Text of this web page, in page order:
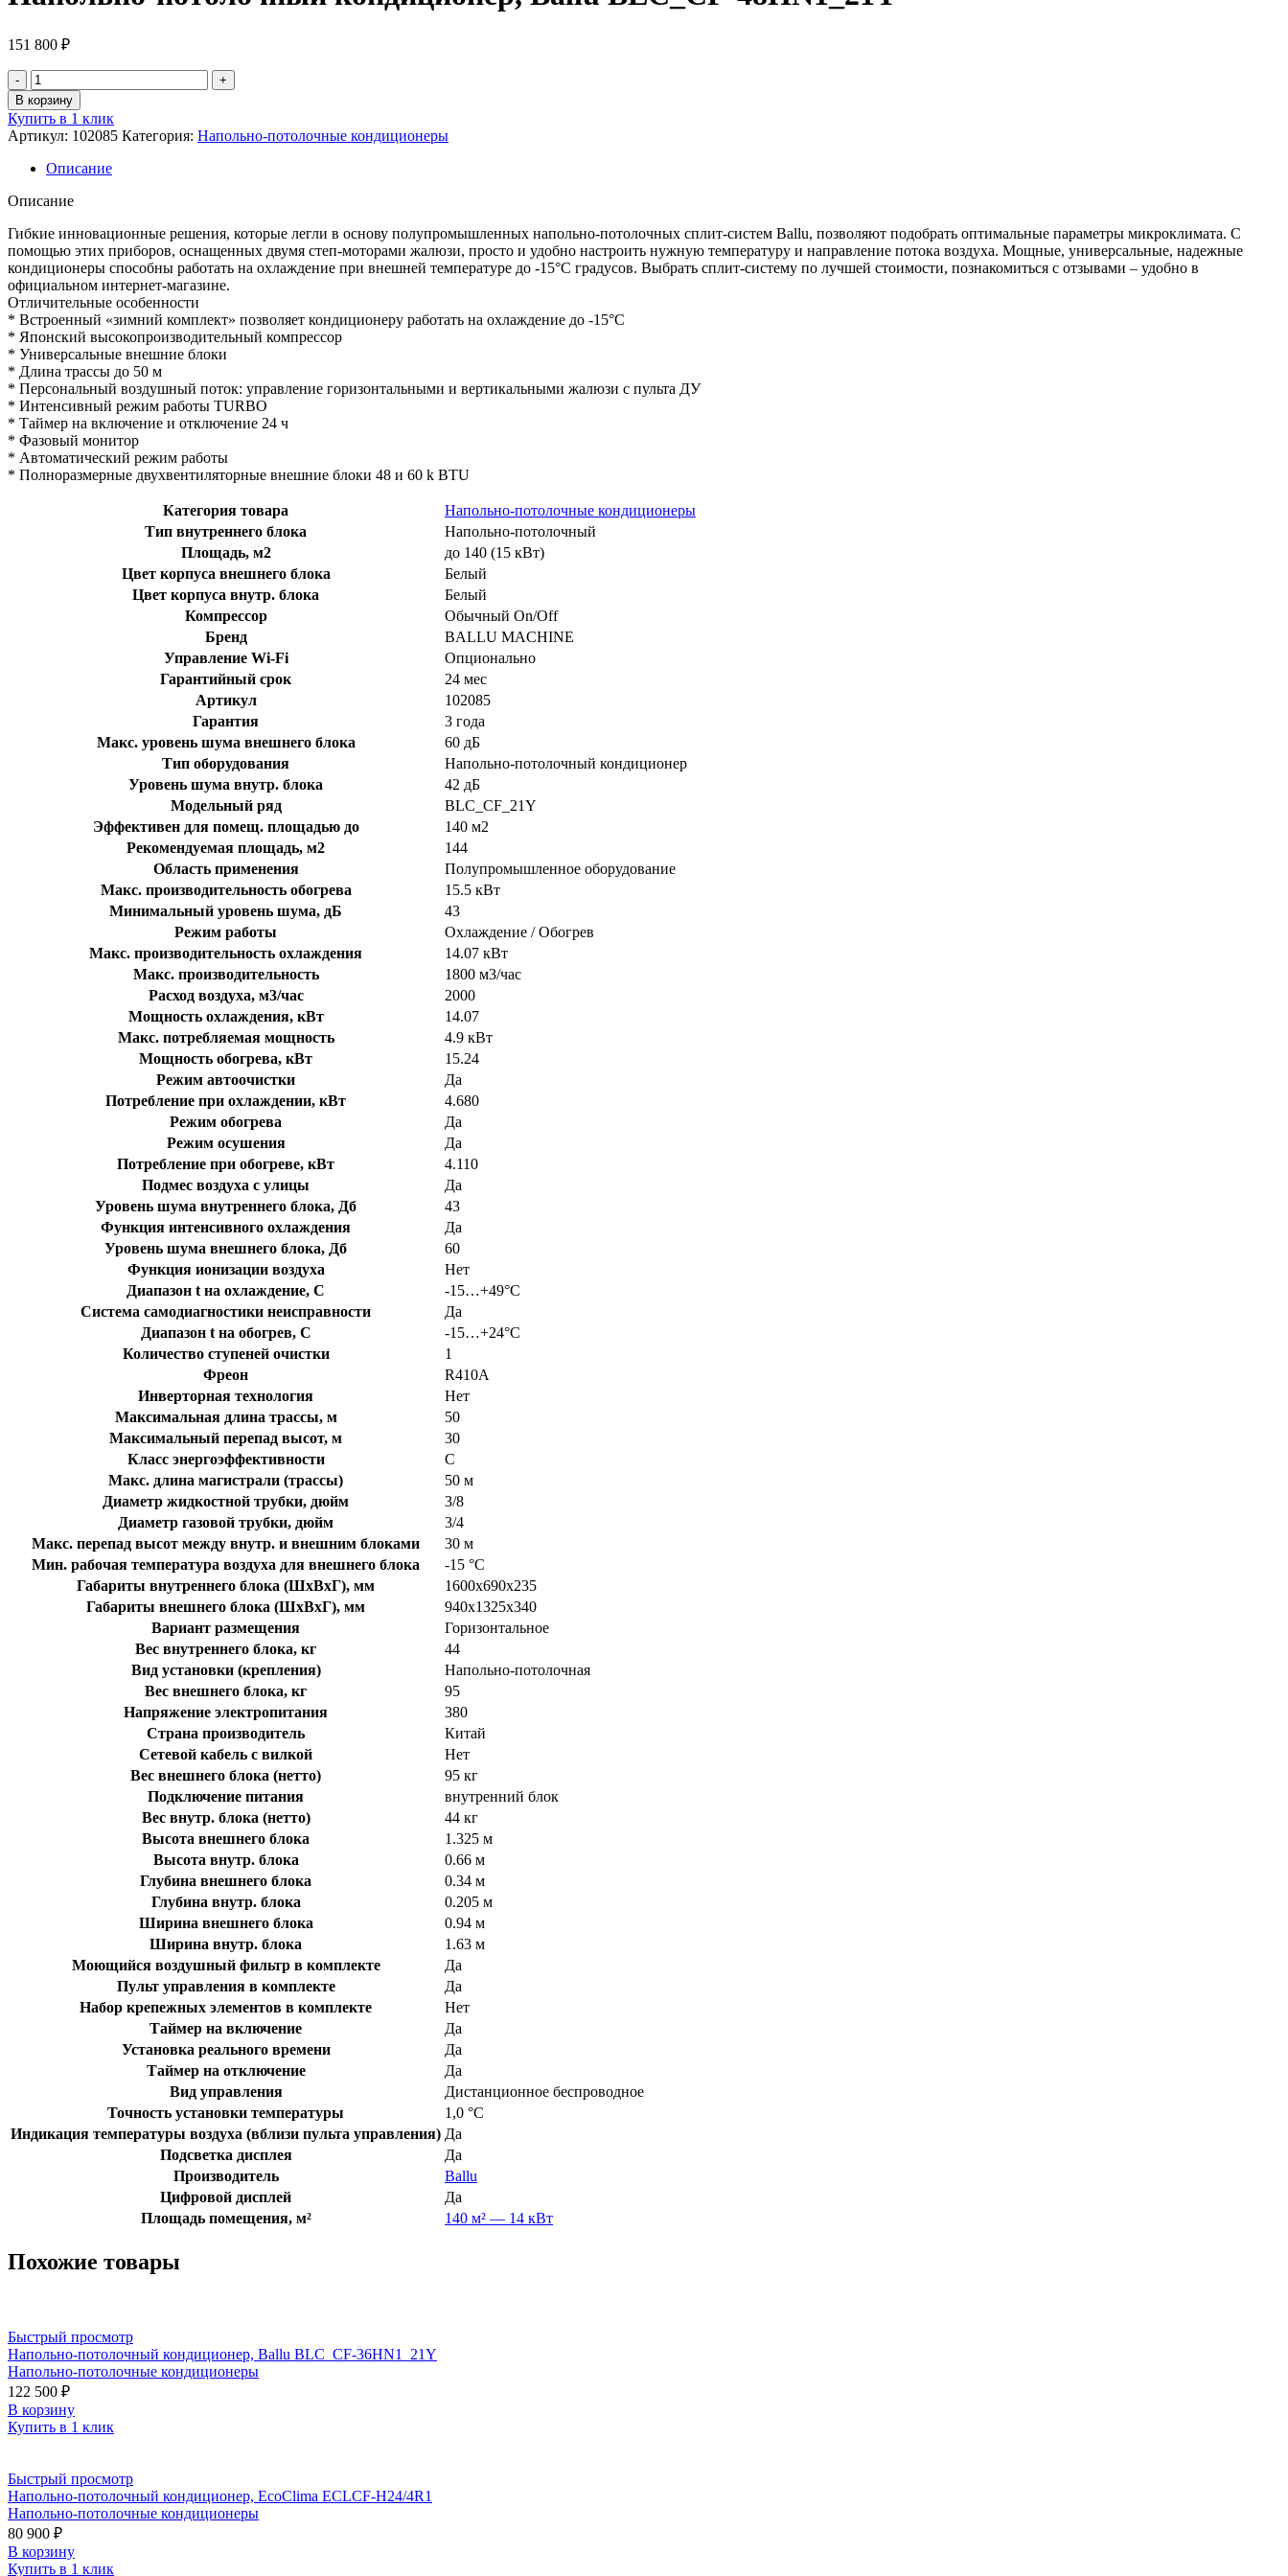
151 800 ₽
Количество
товара
Напольно-
потолочный
кондиционер,
Ballu
BLC_CF-
48HN1_21Y
В корзину
Купить в 1 клик
Артикул: 102085 Категория: Напольно-потолочные кондиционеры
Описание
Описание
Гибкие инновационные решения, которые легли в основу полупромышленных напольно-потолочных сплит-систем Ballu, позволяют подобрать оптимальные параметры микроклимата. С
помощью этих приборов, оснащенных двумя степ-моторами жалюзи, просто и удобно настроить нужную температуру и направление потока воздуха. Мощные, универсальные, надежные
кондиционеры способны работать на охлаждение при внешней температуре до -15°C градусов. Выбрать сплит-систему по лучшей стоимости, познакомиться с отзывами – удобно в
официальном интернет-магазине.
Отличительные особенности
* Встроенный «зимний комплект» позволяет кондиционеру работать на охлаждение до -15°С
* Японский высокопроизводительный компрессор
* Универсальные внешние блоки
* Длина трассы до 50 м
* Персональный воздушный поток: управление горизонтальными и вертикальными жалюзи с пульта ДУ
* Интенсивный режим работы TURBO
* Таймер на включение и отключение 24 ч
* Фазовый монитор
* Автоматический режим работы
* Полноразмерные двухвентиляторные внешние блоки 48 и 60 k BTU
Категория товара
Напольно-потолочные кондиционеры
Тип внутреннего блока
Напольно-потолочный
Площадь, м2
до 140 (15 кВт)
Цвет корпуса внешнего блока
Белый
Цвет корпуса внутр. блока
Белый
Компрессор
Обычный On/Off
Бренд
BALLU MACHINE
Управление Wi-Fi
Опционально
Гарантийный срок
24 мес
Артикул
102085
Гарантия
3 года
Макс. уровень шума внешнего блока
60 дБ
Тип оборудования
Напольно-потолочный кондиционер
Уровень шума внутр. блока
42 дБ
Модельный ряд
BLC_CF_21Y
Эффективен для помещ. площадью до
140 м2
Рекомендуемая площадь, м2
144
Область применения
Полупромышленное оборудование
Макс. производительность обогрева
15.5 кВт
Минимальный уровень шума, дБ
43
Режим работы
Охлаждение / Обогрев
Макс. производительность охлаждения
14.07 кВт
Макс. производительность
1800 м3/час
Расход воздуха, м3/час
2000
Мощность охлаждения, кВт
14.07
Макс. потребляемая мощность
4.9 кВт
Мощность обогрева, кВт
15.24
Режим автоочистки
Да
Потребление при охлаждении, кВт
4.680
Режим обогрева
Да
Режим осушения
Да
Потребление при обогреве, кВт
4.110
Подмес воздуха с улицы
Да
Уровень шума внутреннего блока, Дб
43
Функция интенсивного охлаждения
Да
Уровень шума внешнего блока, Дб
60
Функция ионизации воздуха
Нет
Диапазон t на охлаждение, C
-15…+49°С
Система самодиагностики неисправности
Да
Диапазон t на обогрев, C
-15…+24°С
Количество ступеней очистки
1
Фреон
R410A
Инверторная технология
Нет
Максимальная длина трассы, м
50
Максимальный перепад высот, м
30
Класс энергоэффективности
C
Макс. длина магистрали (трассы)
50 м
Диаметр жидкостной трубки, дюйм
3/8
Диаметр газовой трубки, дюйм
3/4
Макс. перепад высот между внутр. и внешним блоками
30 м
Мин. рабочая температура воздуха для внешнего блока
-15 °С
Габариты внутреннего блока (ШхВхГ), мм
1600x690x235
Габариты внешнего блока (ШхВхГ), мм
940x1325x340
Вариант размещения
Горизонтальное
Вес внутреннего блока, кг
44
Вид установки (крепления)
Напольно-потолочная
Вес внешнего блока, кг
95
Напряжение электропитания
380
Страна производитель
Китай
Сетевой кабель с вилкой
Нет
Вес внешнего блока (нетто)
95 кг
Подключение питания
внутренний блок
Вес внутр. блока (нетто)
44 кг
Высота внешнего блока
1.325 м
Высота внутр. блока
0.66 м
Глубина внешнего блока
0.34 м
Глубина внутр. блока
0.205 м
Ширина внешнего блока
0.94 м
Ширина внутр. блока
1.63 м
Моющийся воздушный фильтр в комплекте
Да
Пульт управления в комплекте
Да
Набор крепежных элементов в комплекте
Нет
Таймер на включение
Да
Установка реального времени
Да
Таймер на отключение
Да
Вид управления
Дистанционное беспроводное
Точность установки температуры
1,0 °С
Индикация температуры воздуха (вблизи пульта управления) Да
Подсветка дисплея
Да
Производитель
Ballu
Цифровой дисплей
Да
Площадь помещения, м²
140 м² — 14 кВт
Похожие товары
Быстрый просмотр
Напольно-потолочный кондиционер, Ballu BLC_CF-36HN1_21Y
Напольно-потолочные кондиционеры
122 500 ₽
В корзину
Купить в 1 клик
Быстрый просмотр
Напольно-потолочный кондиционер, EcoClima ECLCF-H24/4R1
Напольно-потолочные кондиционеры
80 900 ₽
В корзину
Купить в 1 клик